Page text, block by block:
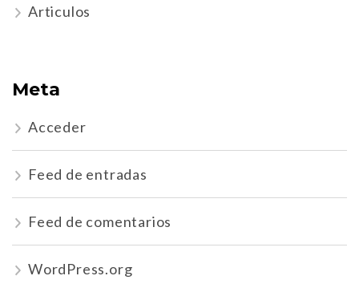
Articulos
Meta
Acceder
Feed de entradas
Feed de comentarios
WordPress.org